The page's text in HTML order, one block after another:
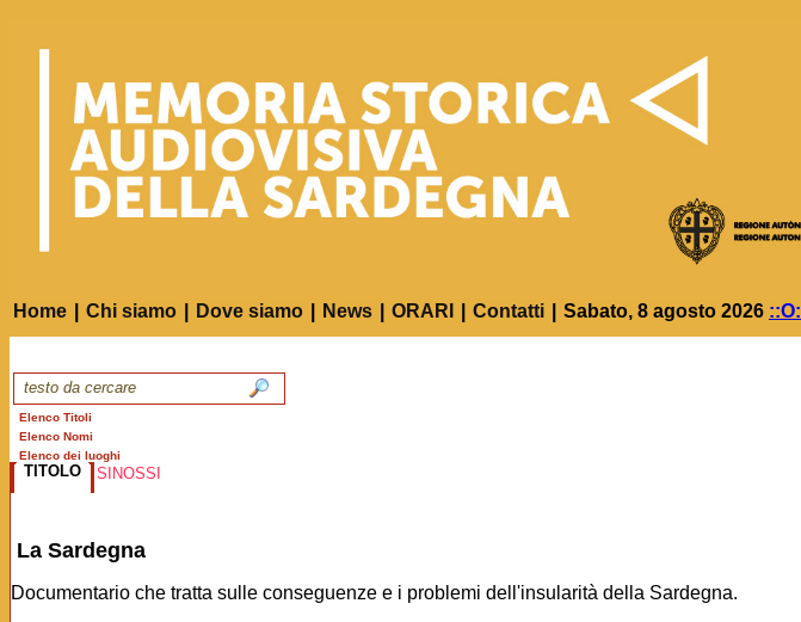
Home Chi siamo Dove siamo News ORARI Contatti Sabato, 8 agosto 2026
Elenco Titoli
Elenco Nomi
Elenco dei luoghi
TITOLO SINOSSI
La Sardegna
Documentario che tratta sulle conseguenze e i problemi dell'insularità della Sardegna.